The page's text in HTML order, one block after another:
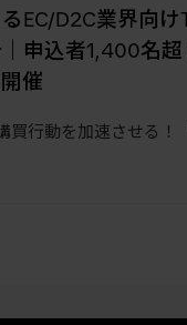
EC/D2C業界向け
申込者1,400名超
催
買行動を加速させる！